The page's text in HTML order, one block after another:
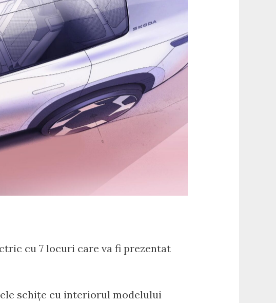
cu 7 locuri care va fi prezentat
schițe cu interiorul modelului